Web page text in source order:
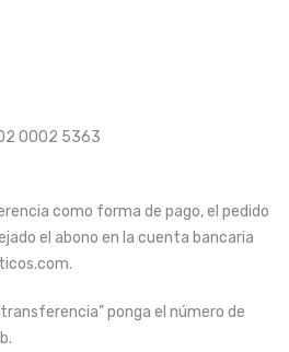
0002 5363
como forma de pago, el pedido
el abono en la cuenta bancaria
ponga el número de